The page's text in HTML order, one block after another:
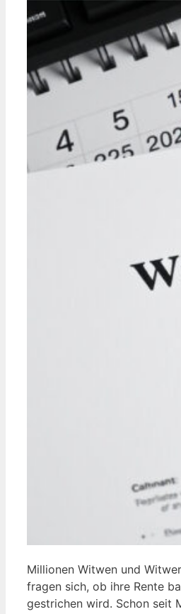
Millionen Witwen und
fragen sich, ob ihre Rente
gestrichen wird. Schon seit